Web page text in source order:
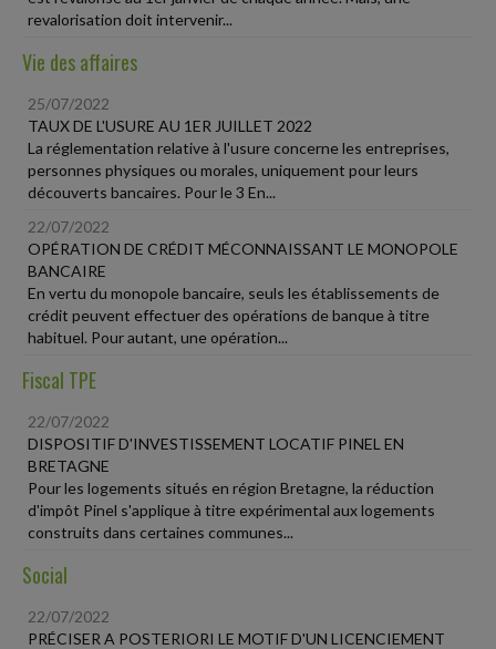
revalorisation doit intervenir...
Vie des affaires
25/07/2022
TAUX DE L'USURE AU 1ER JUILLET 2022
La réglementation relative à l'usure concerne les entreprises,
personnes physiques ou morales, uniquement pour leurs
découverts bancaires. Pour le 3 En...
22/07/2022
OPÉRATION DE CRÉDIT MÉCONNAISSANT LE MONOPOLE
BANCAIRE
En vertu du monopole bancaire, seuls les établissements de
crédit peuvent effectuer des opérations de banque à titre
habituel. Pour autant, une opération...
Fiscal TPE
22/07/2022
DISPOSITIF D'INVESTISSEMENT LOCATIF PINEL EN
BRETAGNE
Pour les logements situés en région Bretagne, la réduction
d'impôt Pinel s'applique à titre expérimental aux logements
construits dans certaines communes...
Social
22/07/2022
PRÉCISER A POSTERIORI LE MOTIF D'UN LICENCIEMENT